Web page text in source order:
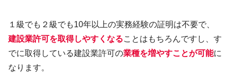
１級でも２級でも10年以上の実務経験の証明は不要で、
建設業許可を取得しやすくなることはもちろんですし、す
でに取得している建設業許可の業種を増やすことが可能に
なります。